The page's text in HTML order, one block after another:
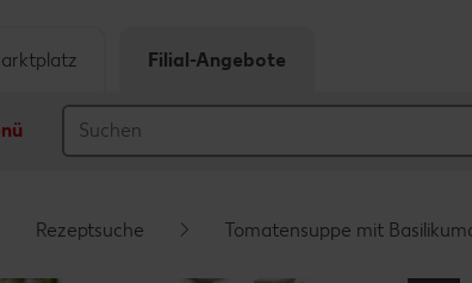
Filial-Angebote
Rezeptsuche Tomatensuppe mit